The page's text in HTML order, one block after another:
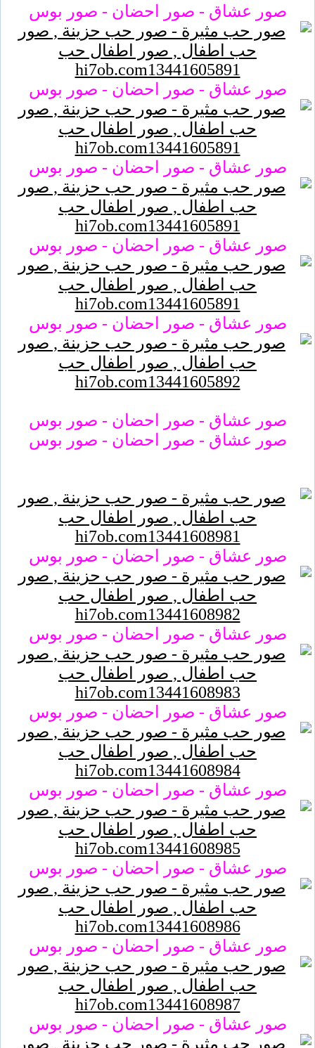
صور عشاق - صور احضان - صور بوس
صور عشاق - صور احضان - صور بوس
صور عشاق - صور احضان - صور بوس
صور عشاق - صور احضان - صور بوس
صور عشاق - صور احضان - صور بوس
صور عشاق - صور احضان - صور بوس
صور عشاق - صور احضان - صور بوس
صور عشاق - صور احضان - صور بوس
صور عشاق - صور احضان - صور بوس
صور عشاق - صور احضان - صور بوس
صور عشاق - صور احضان - صور بوس
صور عشاق - صور احضان - صور بوس
صور عشاق - صور احضان - صور بوس
صور عشاق - صور احضان - صور بوس